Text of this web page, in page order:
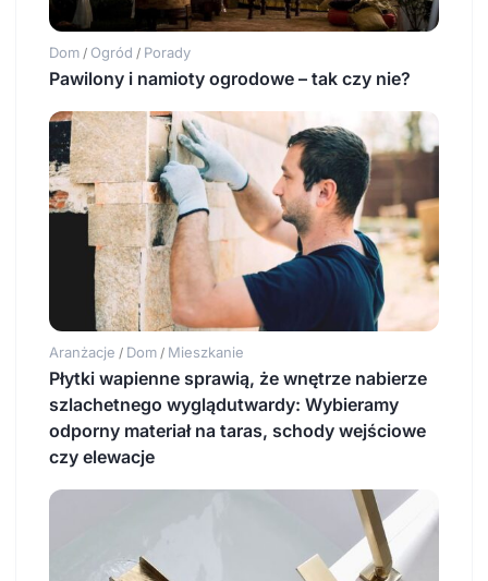
Dom / Ogród / Porady
Pawilony i namioty ogrodowe – tak czy nie?
Aranżacje / Dom / Mieszkanie
Płytki wapienne sprawią, że wnętrze nabierze
szlachetnego wyglądutwardy: Wybieramy
odporny materiał na taras, schody wejściowe
czy elewacje